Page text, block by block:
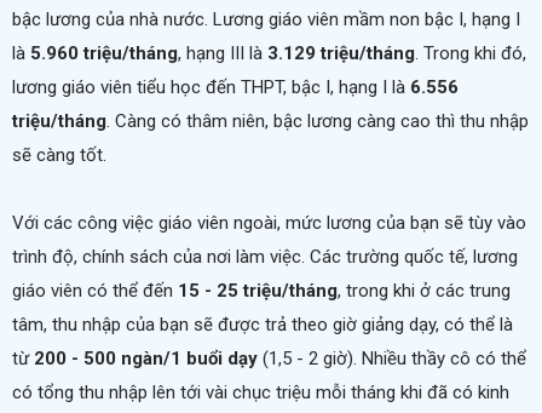
bậc lương của nhà nước. Lương giáo viên mầm non bậc I, hạng I
là 5.960 triệu/tháng, hạng III là 3.129 triệu/tháng. Trong khi đó,
lương giáo viên tiểu học đến THPT, bậc I, hạng I là 6.556
triệu/tháng. Càng có thâm niên, bậc lương càng cao thì thu nhập
sẽ càng tốt.
Với các công việc giáo viên ngoài, mức lương của bạn sẽ tùy vào
trình độ, chính sách của nơi làm việc. Các trường quốc tế, lương
giáo viên có thể đến 15 - 25 triệu/tháng, trong khi ở các trung
tâm, thu nhập của bạn sẽ được trả theo giờ giảng dạy, có thể là
từ 200 - 500 ngàn/1 buổi dạy (1,5 - 2 giờ). Nhiều thầy cô có thể
có tổng thu nhập lên tới vài chục triệu mỗi tháng khi đã có kinh